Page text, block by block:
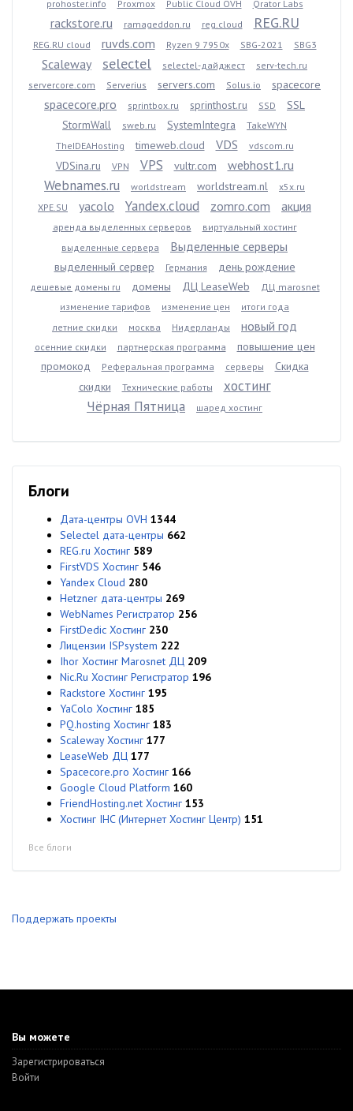
prohoster.info Proxmox Public Cloud OVH Qrator Labs
rackstore.ru ramageddon.ru reg.cloud REG.RU
REG.RU cloud ruvds.com Ryzen 9 7950x SBG-2021 SBG3
Scaleway selectel selectel-дайджест
serv-tech.ru
servercore.com
Serverius servers.com Solus.io spacecore
spacecore.pro sprintbox.ru sprinthost.ru SSD
SSL
StormWall
sweb.ru SystemIntegra
TakeWYN
TheIDEAHosting
timeweb.cloud VDS vdscom.ru
VDSina.ru VPN VPS vultr.com webhost1.ru
Webnames.ru worldstream worldstream.nl
x5x.ru
XPE.SU
yacolo Yandex.cloud zomro.com акция
аренда выделенных серверов
виртуальный хостинг
выделенные сервера
Выделенные серверы
выделенный сервер Германия день рождение
дешевые домены ru домены ДЦ LeaseWeb
ДЦ marosnet
изменение тарифов
изменение цен
итоги года
летние скидки
москва Нидерланды новый год
осенние скидки партнерская программа
повышение цен
промокод
Реферальная программа серверы
Скидка
скидки
Технические работы
хостинг
Чёрная Пятница
шаред хостинг
Блоги
Дата-центры OVH 1344
Selectel дата-центры 662
REG.ru Хостинг 589
FirstVDS Хостинг 546
Yandex Cloud 280
Hetzner дата-центры 269
WebNames Регистратор 256
FirstDedic Хостинг 230
Лицензии ISPsystem 222
Ihor Хостинг Marosnet ДЦ 209
Nic.Ru Хостинг Регистратор 196
Rackstore Хостинг 195
YaColo Хостинг 185
PQ.hosting Хостинг 183
Scaleway Хостинг 177
LeaseWeb ДЦ 177
Spacecore.pro Хостинг 166
Google Cloud Platform 160
FriendHosting.net Хостинг 153
Хостинг IHC (Интернет Хостинг Центр) 151
Все блоги
Поддержать проекты
Вы можете
Зарегистрироваться
Войти